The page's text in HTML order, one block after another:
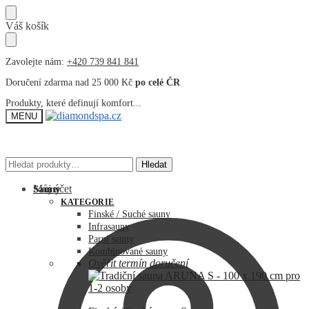
Přeskočit
na
navigaci
Přeskočit
na
obsah
Váš košík
Zavolejte nám: +420 739 841 841
Doručení zdarma nad 25 000 Kč po celé ČR
Produkty, které definují komfort...
MENU
Hledat: Hledat
Můj účet
Hledat: Hledat
Sauny
KATEGORIE
Finské / Suché sauny
Infrasauny
Parní sauny
Kombinované sauny
Ověřit termín doručení